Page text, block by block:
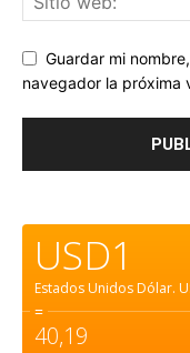
Guardar mi
navegador la próxima
USD1
Estados Unidos Dólar.
=
40,19